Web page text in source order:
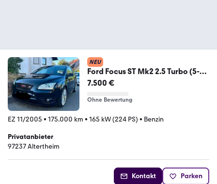
NEU
Ford Focus ST Mk2 2.5 Turbo (5-
Zylinder) B...
7.500 €
Ohne Bewertung
EZ 11/2005 • 175.000 km • 165 kW (224 PS) • Benzin
Privatanbieter
97237 Altertheim
Kontakt Parken